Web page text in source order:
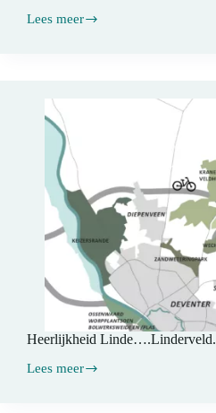
Lees meer
Het
Heerlijkheid Linde….Linderveld.
Lees meer
Heerlijkheid